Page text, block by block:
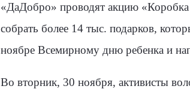
«ДаДобро» проводят акцию «Коробка
собрать более 14 тыс. подарков,
ноябре Всемирному дню ребенка и
Во вторник, 30 ноября, активисты